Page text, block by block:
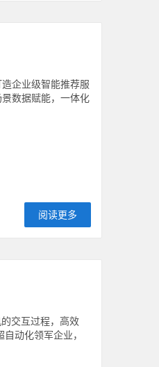
企业级智能推荐服
数据赋能，一体化
阅读更多
交互过程，高效
动化领军企业，